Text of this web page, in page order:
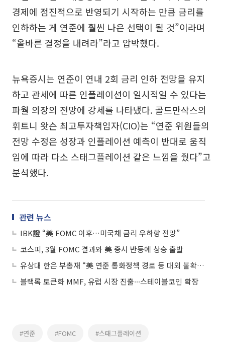
경제에 점진적으로 반영되기 시작하는 만큼 금리를
인하하는 게 연준에 훨씬 나은 선택이 될 것”이라며
“올바른 결정을 내려라”라고 압박했다.
뉴욕증시는 연준이 연내 2회 금리 인하 전망을 유지
하고 관세에 따른 인플레이션이 일시적일 수 있다는
파월 의장의 전망에 강세를 나타냈다. 골드만삭스의
휘트니 왓슨 최고투자책임자(CIO)는 “연준 위원들의
전망 수정은 성장과 인플레이션 예측이 반대로 움직
임에 따라 다소 스태그플레이션 같은 느낌을 줬다”고
분석했다.
관련 뉴스
IBK證 “美 FOMC 이후…미국채 금리 우하향 전망”
코스피, 3월 FOMC 결과와 美 증시 반등에 상승 출발
유상대 한은 부총재 “美 연준 통화정책 경로 등 대외 불확실성 지속 예상”
블랙록 토큰화 MMF, 유럽 시장 진출∙∙∙스테이블코인 확장
#연준 #FOMC #스태그플레이션